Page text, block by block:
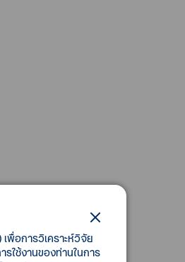
พื่อการวิเคราะห์วิจัย
ใช้งานของท่านในการ